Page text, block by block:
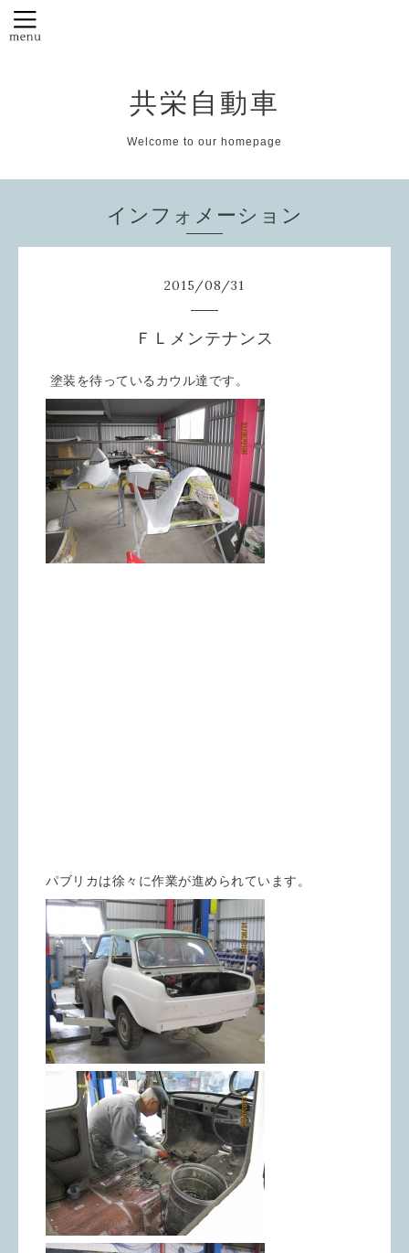
共栄自動車
Welcome to our homepage
インフォメーション
2015/08/31
ＦＬメンテナンス
塗装を待っているカウル達です。
パブリカは徐々に作業が進められています。